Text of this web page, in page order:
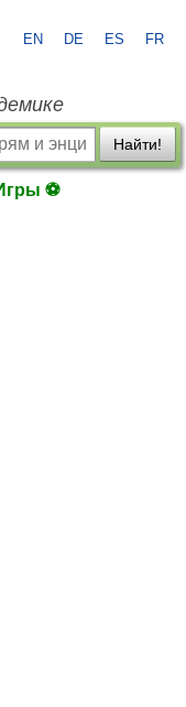
EN DE ES FR
Найти!
⚽